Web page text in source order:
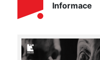
Informace